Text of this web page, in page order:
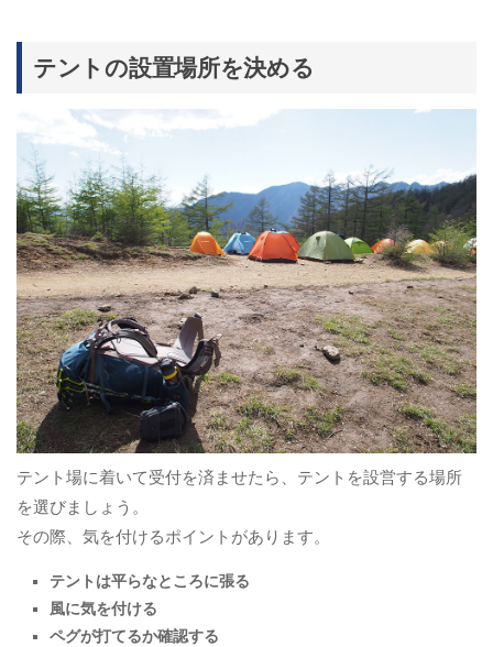
テントの設置場所を決める
テント場に着いて受付を済ませたら、テントを設営する場所
を選びましょう。
その際、気を付けるポイントがあります。
テントは平らなところに張る
風に気を付ける
ペグが打てるか確認する